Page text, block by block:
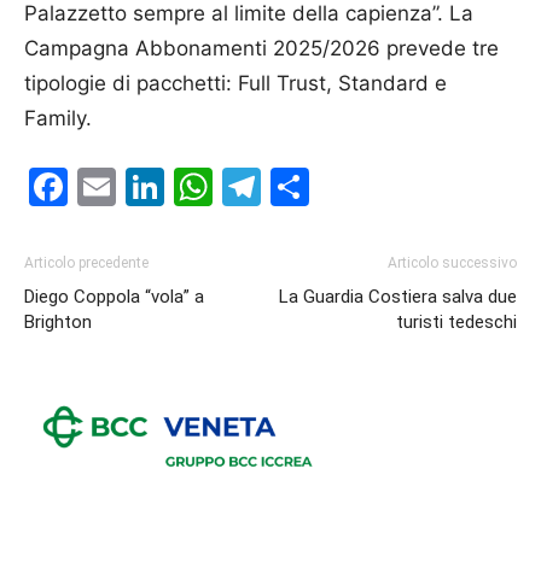
Palazzetto sempre al limite della capienza”. La
Campagna Abbonamenti 2025/2026 prevede tre
tipologie di pacchetti: Full Trust, Standard e
Family.
Facebook
EmailLinkedIn
WhatsApp
Telegram
Articolo precedente
Diego Coppola “vola” a
Brighton
Articolo successivo
La Guardia Costiera salva due
turisti tedeschi